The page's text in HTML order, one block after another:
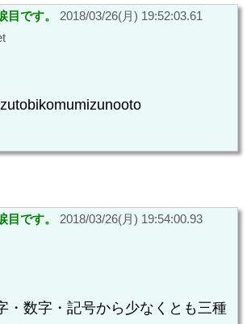
目です。
2018/03/26(月) 19:52:03.61
目です。
2018/03/26(月) 19:54:00.93
・数字・記号から少なくとも三種